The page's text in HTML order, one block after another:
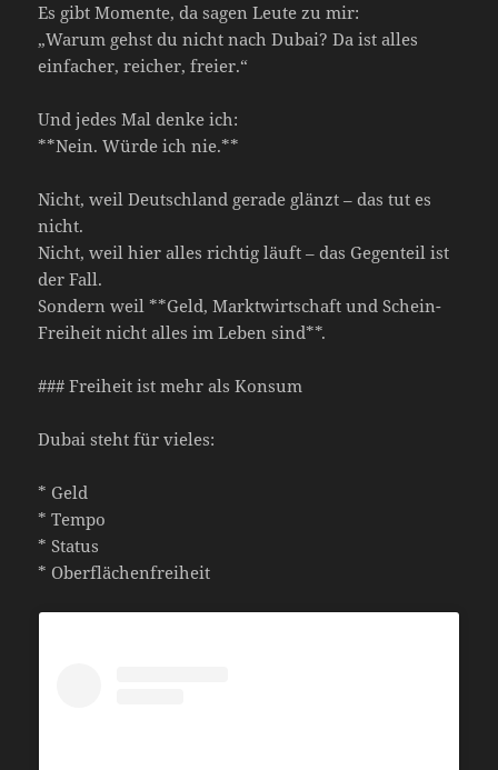
Es gibt Momente, da sagen Leute zu mir:
„Warum gehst du nicht nach Dubai? Da ist alles
einfacher, reicher, freier.“
Und jedes Mal denke ich:
**Nein. Würde ich nie.**
Nicht, weil Deutschland gerade glänzt – das tut es
nicht.
Nicht, weil hier alles richtig läuft – das Gegenteil ist
der Fall.
Sondern weil **Geld, Marktwirtschaft und Schein-
Freiheit nicht alles im Leben sind**.
### Freiheit ist mehr als Konsum
Dubai steht für vieles:
* Geld
* Tempo
* Status
* Oberflächenfreiheit